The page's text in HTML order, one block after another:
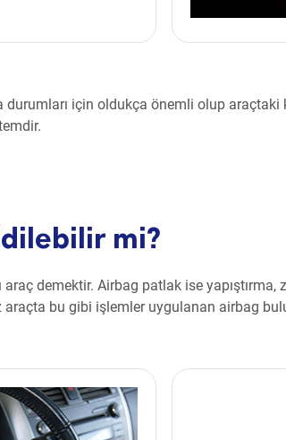
durumları için oldukça önemli olup
mi?
demektir. Airbag patlak ise
araçta bu gibi işlemler uygulanan airbag